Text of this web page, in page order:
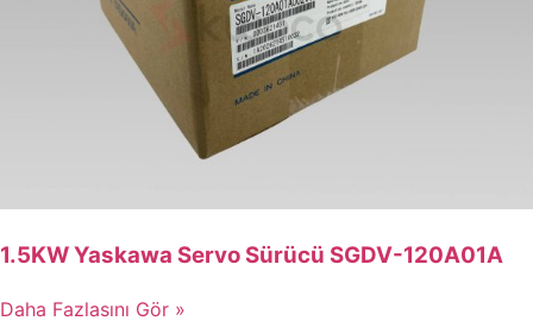
1.5KW Yaskawa Servo Sürücü SGDV-120A01A
Daha Fazlasını Gör »